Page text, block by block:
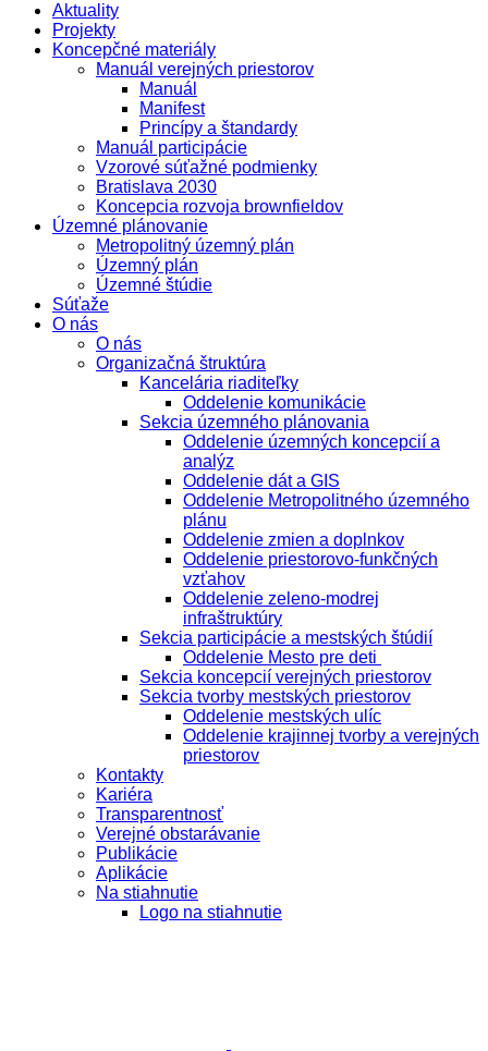
Aktuality
Projekty
Koncepčné materiály
Manuál verejných priestorov
Manuál
Manifest
Princípy a štandardy
Manuál participácie
Vzorové súťažné podmienky
Bratislava 2030
Koncepcia rozvoja brownfieldov
Územné plánovanie
Metropolitný územný plán
Územný plán
Územné štúdie
Súťaže
O nás
O nás
Organizačná štruktúra
Kancelária riaditeľky
Oddelenie komunikácie
Sekcia územného plánovania
Oddelenie územných koncepcií a
analýz
Oddelenie dát a GIS
Oddelenie Metropolitného územného
plánu
Oddelenie zmien a doplnkov
Oddelenie priestorovo-funkčných
vzťahov
Oddelenie zeleno-modrej
infraštruktúry
Sekcia participácie a mestských štúdií
Oddelenie Mesto pre deti
Sekcia koncepcií verejných priestorov
Sekcia tvorby mestských priestorov
Oddelenie mestských ulíc
Oddelenie krajinnej tvorby a verejných
priestorov
Kontakty
Kariéra
Transparentnosť
Verejné obstarávanie
Publikácie
Aplikácie
Na stiahnutie
Logo na stiahnutie